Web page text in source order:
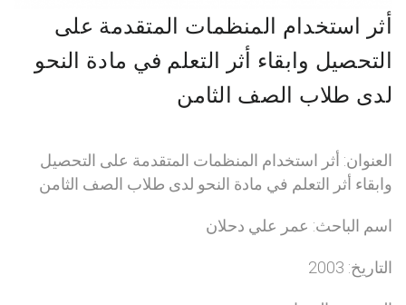
أثر استخدام المنظمات المتقدمة على
التحصيل وابقاء أثر التعلم في مادة النحو
لدى طلاب الصف الثامن
العنوان: أثر استخدام المنظمات المتقدمة على التحصيل
وابقاء أثر التعلم في مادة النحو لدى طلاب الصف الثامن
اسم الباحث: عمر علي دحلان
التاريخ: 2003